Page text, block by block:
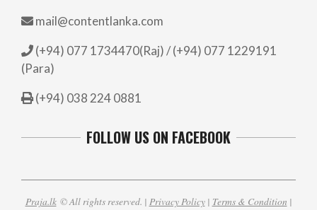
mail@contentlanka.com
(+94) 077 1734470(Raj) / (+94) 077 1229191
(Para)
(+94) 038 224 0881
FOLLOW US ON FACEBOOK
Praja.lk© All rights reserved. | Privacy Policy| Terms & Condition |